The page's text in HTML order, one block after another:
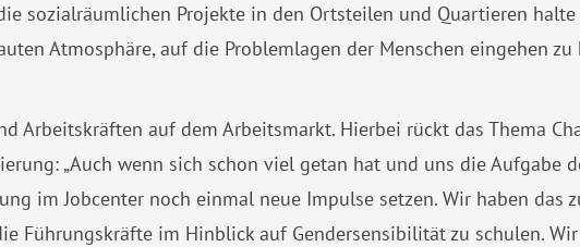
sozialräumlichen Projekte in den Ortsteilen und Quartieren
Atmosphäre, auf die Problemlagen der Menschen eingehen
Arbeitskräften auf dem Arbeitsmarkt. Hierbei rückt das Thema
„Auch wenn sich schon viel getan hat und uns die Aufgabe
im Jobcenter noch einmal neue Impulse setzen. Wir haben das
Führungskräfte im Hinblick auf Gendersensibilität zu schulen.